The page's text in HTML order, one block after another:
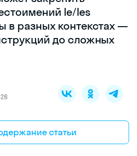
le/les
в разных контекстах —
до сложных
статьи